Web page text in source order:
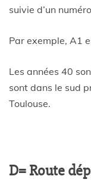
suivie d’un
Par exemple, A1
Les années 40
sont dans le sud
Toulouse.
D= Route